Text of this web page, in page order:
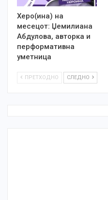
Херо(ина) на
месецот: Џемилиана
Абдулова, авторка и
перформативна
уметница
ПРЕТХОДНО СЛЕДНО